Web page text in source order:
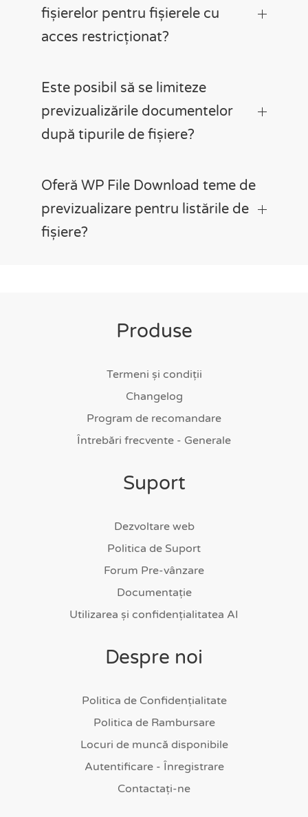
fișierelor pentru fișierele cu
acces restricționat?
Este posibil să se limiteze
previzualizările documentelor
după tipurile de fișiere?
Oferă WP File Download teme de
previzualizare pentru listările de
fișiere?
Produse
Termeni și condiții
Changelog
Program de recomandare
Întrebări frecvente - Generale
Suport
Dezvoltare web
Politica de Suport
Forum Pre-vânzare
Documentație
Utilizarea și confidențialitatea AI
Despre noi
Politica de Confidențialitate
Politica de Rambursare
Locuri de muncă disponibile
Autentificare - Înregistrare
Contactați-ne